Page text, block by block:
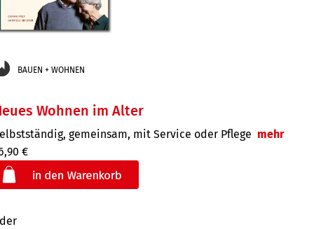
BAUEN + WOHNEN
Wohnen im Alter
gemeinsam, mit Service oder Pflege mehr
€